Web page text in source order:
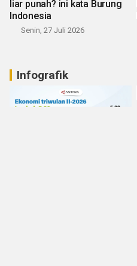
liar punah? ini kata Burung
Indonesia
Senin, 27 Juli 2026
Infografik